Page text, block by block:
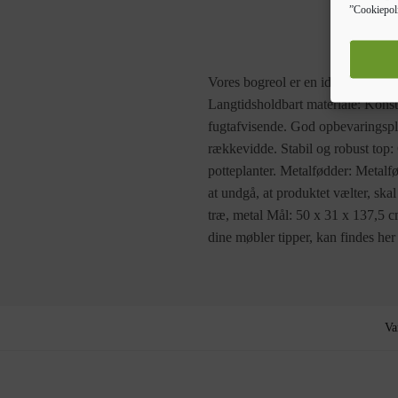
Vores bogreol er en ideel
Langtidsholdbart materiale:
fugtafvisende. God
rækkevidde. Stabil og robust top:
potteplanter. Metalfødder:
at undgå, at produktet vælter,
træ, metal Mål: 50 x 31 x 137,5
dine møbler tipper, kan findes her